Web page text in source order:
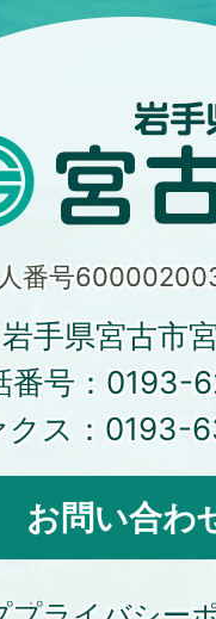
番号
手県宮古市
番号： 0193-
ス： 0193-
お問い合わ